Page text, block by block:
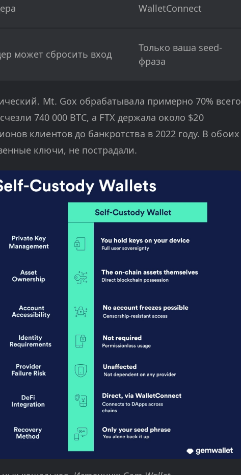
WalletConnect
может сбросить вход
Только ваша seed-
фраза
Mt. Gox обрабатывала примерно 70% всего
740 000 BTC, а FTX держала около $20
клиентов до банкротства в 2022 году. В обоих
ключи, не пострадали.